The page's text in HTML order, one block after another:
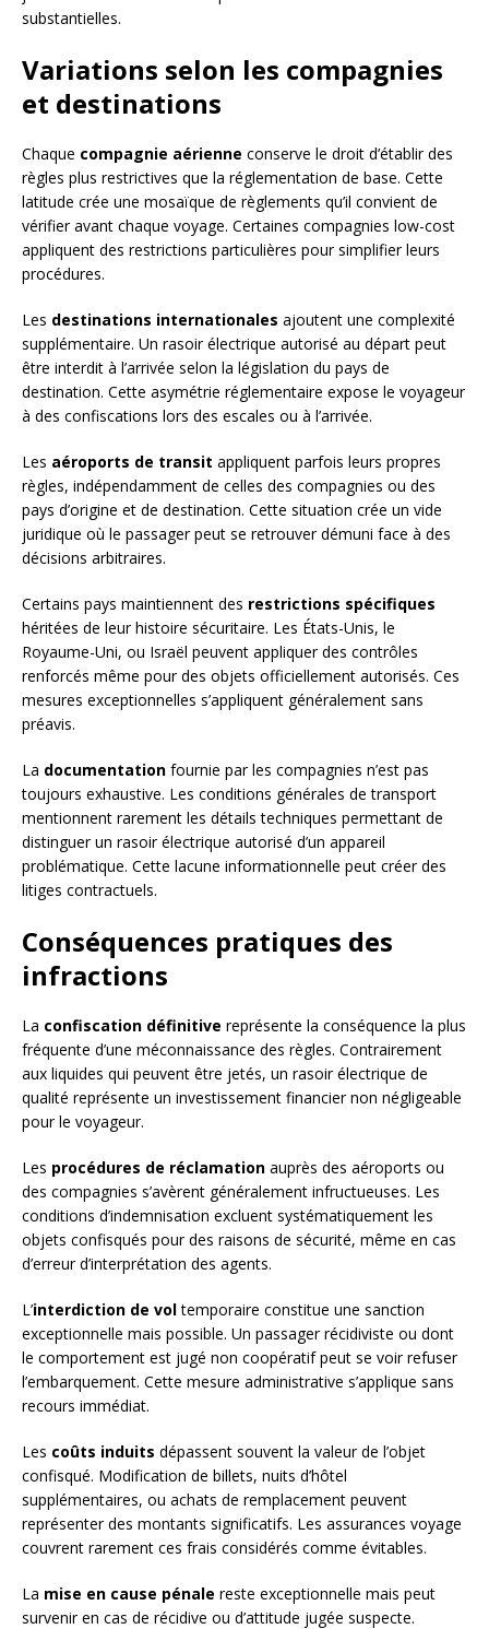
substantielles.
Variations selon les compagnies
et destinations
Chaque compagnie aérienne conserve le droit d’établir des
règles plus restrictives que la réglementation de base. Cette
latitude crée une mosaïque de règlements qu’il convient de
vérifier avant chaque voyage. Certaines compagnies low-cost
appliquent des restrictions particulières pour simplifier leurs
procédures.
Les destinations internationales ajoutent une complexité
supplémentaire. Un rasoir électrique autorisé au départ peut
être interdit à l’arrivée selon la législation du pays de
destination. Cette asymétrie réglementaire expose le voyageur
à des confiscations lors des escales ou à l’arrivée.
Les aéroports de transit appliquent parfois leurs propres
règles, indépendamment de celles des compagnies ou des
pays d’origine et de destination. Cette situation crée un vide
juridique où le passager peut se retrouver démuni face à des
décisions arbitraires.
Certains pays maintiennent des restrictions spécifiques
héritées de leur histoire sécuritaire. Les États-Unis, le
Royaume-Uni, ou Israël peuvent appliquer des contrôles
renforcés même pour des objets officiellement autorisés. Ces
mesures exceptionnelles s’appliquent généralement sans
préavis.
La documentation fournie par les compagnies n’est pas
toujours exhaustive. Les conditions générales de transport
mentionnent rarement les détails techniques permettant de
distinguer un rasoir électrique autorisé d’un appareil
problématique. Cette lacune informationnelle peut créer des
litiges contractuels.
Conséquences pratiques des
infractions
La confiscation définitive représente la conséquence la plus
fréquente d’une méconnaissance des règles. Contrairement
aux liquides qui peuvent être jetés, un rasoir électrique de
qualité représente un investissement financier non négligeable
pour le voyageur.
Les procédures de réclamation auprès des aéroports ou
des compagnies s’avèrent généralement infructueuses. Les
conditions d’indemnisation excluent systématiquement les
objets confisqués pour des raisons de sécurité, même en cas
d’erreur d’interprétation des agents.
L’interdiction de voltemporaire constitue une sanction
exceptionnelle mais possible. Un passager récidiviste ou dont
le comportement est jugé non coopératif peut se voir refuser
l’embarquement. Cette mesure administrative s’applique sans
recours immédiat.
Les coûts induits dépassent souvent la valeur de l’objet
confisqué. Modification de billets, nuits d’hôtel
supplémentaires, ou achats de remplacement peuvent
représenter des montants significatifs. Les assurances voyage
couvrent rarement ces frais considérés comme évitables.
La mise en cause pénale reste exceptionnelle mais peut
survenir en cas de récidive ou d’attitude jugée suspecte.